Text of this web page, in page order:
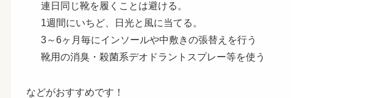
連日同じ靴を履くことは避ける。
1週間にいちど、日光と風に当てる。
3～6ヶ月毎にインソールや中敷きの張替えを行う
靴用の消臭・殺菌系デオドラントスプレー等を使う
などがおすすめです！